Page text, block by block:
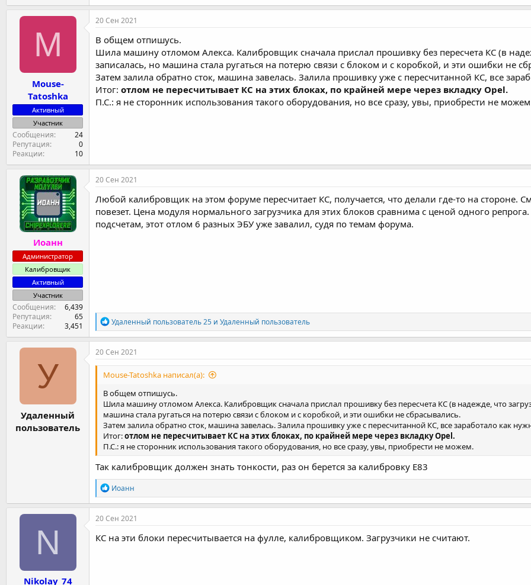
M
Mouse-
Tatoshka
Активный
Участник
Сообщения
24
Репутация
0
Реакции
10
20 Сен 2021
В общем отпишусь.
Шила машину отломом Алекса. Калибровщик сначала прислал прошивку без пересчета КС (в
записалась, но машина стала ругаться на потерю связи с блоком и с коробкой, и эти ошибки не
Затем залила обратно сток, машина завелась. Залила прошивку уже с пересчитанной КС, все
Итог: отлом не пересчитывает КС на этих блоках, по крайней мере через вкладку Opel.
П.С.: я не сторонник использования такого оборудования, но все сразу, увы, приобрести не
Иоанн
Администратор
Калибровщик
Активный
Участник
Сообщения
6,439
Репутация
65
Реакции
3,451
20 Сен 2021
Любой калибровщик на этом форуме пересчитает КС, получается, что делали где-то на стороне.
повезет. Цена модуля нормального загрузчика для этих блоков сравнима с ценой одного
подсчетам, этот отлом 6 разных ЭБУ уже завалил, судя по темам форума.
Р
е
а
к
и
Удаленный пользователь 25 и Удаленный пользователь
У
Удаленный
пользователь
20 Сен 2021
Mouse-Tatoshka написал(а):
В общем отпишусь.
Шила машину отломом Алекса. Калибровщик сначала прислал прошивку без пересчета КС (в надежде, что
машина стала ругаться на потерю связи с блоком и с коробкой, и эти ошибки не сбрасывались.
Затем залила обратно сток, машина завелась. Залила прошивку уже с пересчитанной КС, все заработало как
Итог:отлом не пересчитывает КС на этих блоках, по крайней мере через вкладку Opel.
П.С.: я не сторонник использования такого оборудования, но все сразу, увы, приобрести не можем.
Так калибровщик должен знать тонкости, раз он берется за калибровку Е83
Р
е
а
к
и
и
Иоанн
N
Nikolay_74
20 Сен 2021
КС на эти блоки пересчитывается на фулле, калибровщиком. Загрузчики не считают.